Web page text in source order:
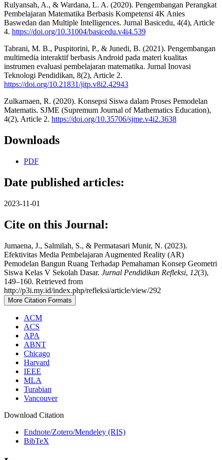
Rulyansah, A., & Wardana, L. A. (2020). Pengembangan Perangkat
Pembelajaran Matematika Berbasis Kompetensi 4K Anies
Baswedan dan Multiple Intelligences. Jurnal Basicedu, 4(4), Article
4. https://doi.org/10.31004/basicedu.v4i4.539
Tabrani, M. B., Puspitorini, P., & Junedi, B. (2021). Pengembangan
multimedia interaktif berbasis Android pada materi kualitas
instrumen evaluasi pembelajaran matematika. Jurnal Inovasi
Teknologi Pendidikan, 8(2), Article 2.
https://doi.org/10.21831/jitp.v8i2.42943
Zulkarnaen, R. (2020). Konsepsi Siswa dalam Proses Pemodelan
Matematis. SJME (Supremum Journal of Mathematics Education),
4(2), Article 2. https://doi.org/10.35706/sjme.v4i2.3638
Downloads
PDF
Date published articles:
2023-11-01
Cite on this Journal:
Jumaena, J., Salmilah, S., & Permatasari Munir, N. (2023).
Efektivitas Media Pembelajaran Augmented Reality (AR)
Pemodelan Bangun Ruang Terhadap Pemahaman Konsep Geometri
Siswa Kelas V Sekolah Dasar. Jurnal Pendidikan Refleksi, 12(3),
149–160. Retrieved from
http://p3i.my.id/index.php/refleksi/article/view/292
More Citation Formats
ACM
ACS
APA
ABNT
Chicago
Harvard
IEEE
MLA
Turabian
Vancouver
Download Citation
Endnote/Zotero/Mendeley (RIS)
BibTeX